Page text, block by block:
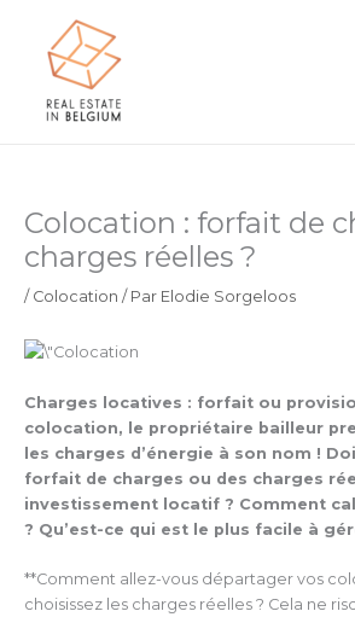
contenu
Colocation : forfait de
charges réelles ?
/ Colocation / Par Elodie Sorgeloos
Charges locatives : forfait ou
colocation, le propriétaire bailleur
les charges d’énergie à son nom !
forfait de charges ou des charges
investissement locatif ? Comment
? Qu’est-ce qui est le plus facile à
**Comment allez-vous départager vos
choisissez les charges réelles ? Cela ne